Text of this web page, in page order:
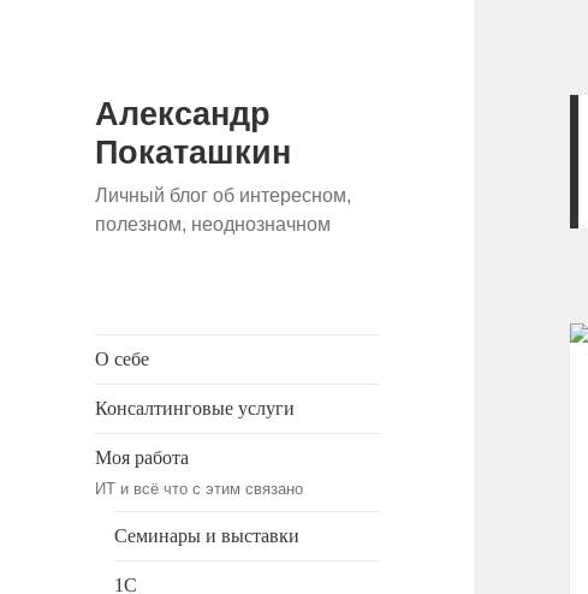
Александр
Покаташкин
Личный блог об интересном,
полезном, неоднозначном
О себе
Консалтинговые услуги
Моя работа
ИТ и всё что с этим связано
Семинары и выставки
1C